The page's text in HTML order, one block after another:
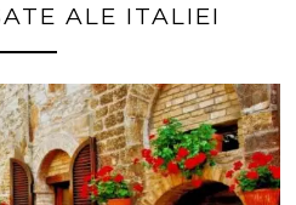
ALE ITALIEI